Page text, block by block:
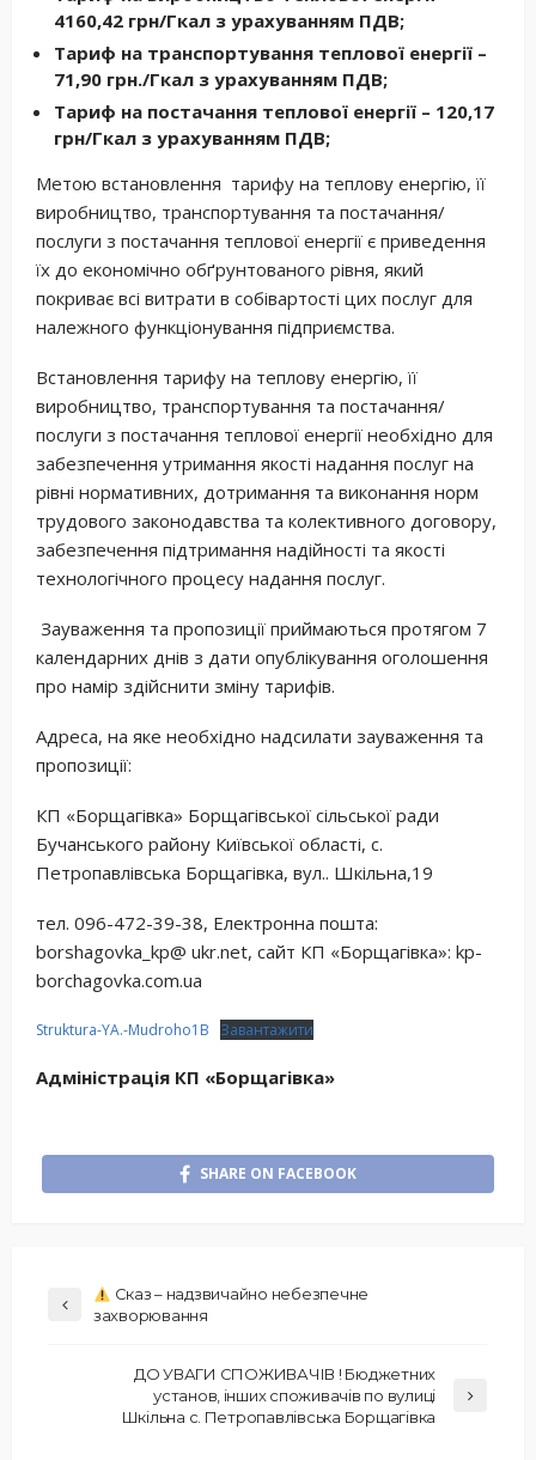
4160,42 грн/Гкал з урахуванням ПДВ;
Тариф на транспортування теплової енергії –
71,90 грн./Гкал з урахуванням ПДВ;
Тариф на постачання теплової енергії – 120,17
грн/Гкал з урахуванням ПДВ;
Метою встановлення тарифу на теплову енергію, її
виробництво, транспортування та постачання/
послуги з постачання теплової енергії є приведення
їх до економічно обґрунтованого рівня, який
покриває всі витрати в собівартості цих послуг для
належного функціонування підприємства.
Встановлення тарифу на теплову енергію, її
виробництво, транспортування та постачання/
послуги з постачання теплової енергії необхідно для
забезпечення утримання якості надання послуг на
рівні нормативних, дотримання та виконання норм
трудового законодавства та колективного договору,
забезпечення підтримання надійності та якості
технологічного процесу надання послуг.
Зауваження та пропозиції приймаються протягом 7
календарних днів з дати опублікування оголошення
про намір здійснити зміну тарифів.
Адреса, на яке необхідно надсилати зауваження та
пропозиції:
КП «Борщагівка» Борщагівської сільської ради
Бучанського району Київської області, с.
Петропавлівська Борщагівка, вул.. Шкільна,19
тел. 096-472-39-38, Електронна пошта:
borshagovka_kp@ ukr.net, сайт КП «Борщагівка»: kp-
borchagovka.com.ua
Struktura-YA.-Mudroho1B Завантажити
Адміністрація КП «Борщагівка»
SHARE ON FACEBOOK
Сказ – надзвичайно небезпечне
захворювання
ДО УВАГИ СПОЖИВАЧІВ ! Бюджетних
установ, інших споживачів по вулиці
Шкільна с. Петропавлівська Борщагівка